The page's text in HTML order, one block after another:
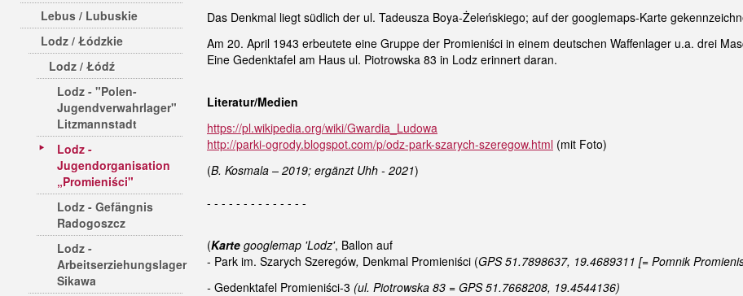
Lebus / Lubuskie
Lodz / Łódzkie
Lodz / Łódź
Lodz - "Polen-
Jugendverwahrlager"
Litzmannstadt
Lodz -
Jugendorganisation
„Promieniści"
Lodz - Gefängnis
Radogoszcz
Lodz -
Arbeitserziehungslager
Sikawa
Das Denkmal liegt südlich der ul. Tadeusza Boya-Żeleńskiego; auf der googlemaps-Karte
Am 20. April 1943 erbeutete eine Gruppe der Promieniści in einem deutschen Waffenlager u.a. drei
Eine Gedenktafel am Haus ul. Piotrowska 83 in Lodz erinnert daran.
Literatur/Medien
https://pl.wikipedia.org/wiki/Gwardia_Ludowa
http://parki-ogrody.blogspot.com/p/odz-park-szarych-szeregow.html (mit Foto)
(B. Kosmala – 2019; ergänzt Uhh - 2021)
- - - - - - - - - - - - - -
(Karte googlemap 'Lodz', Ballon auf
- Park im. Szarych Szeregów, Denkmal Promieniści (GPS 51.7898637, 19.4689311 [= Pomnik
- Gedenktafel Promieniści-3 (ul. Piotrowska 83 = GPS 51.7668208, 19.4544136)